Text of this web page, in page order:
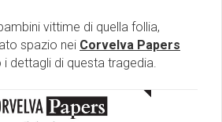
vittime di quella follia,
spazio nei Corvelva Papers
dettagli di questa tragedia.